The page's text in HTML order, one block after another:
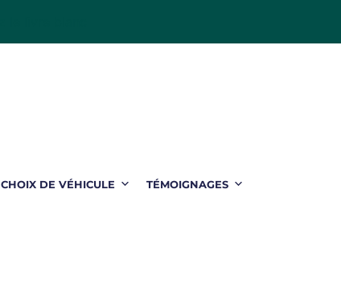
CHOIX DE VÉHICULE TÉMOIGNAGES